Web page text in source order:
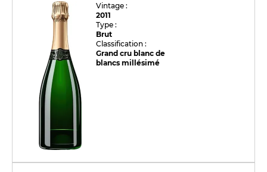
Vintage :
2011
Type :
Brut
Classification :
Grand cru blanc de
blancs millésimé